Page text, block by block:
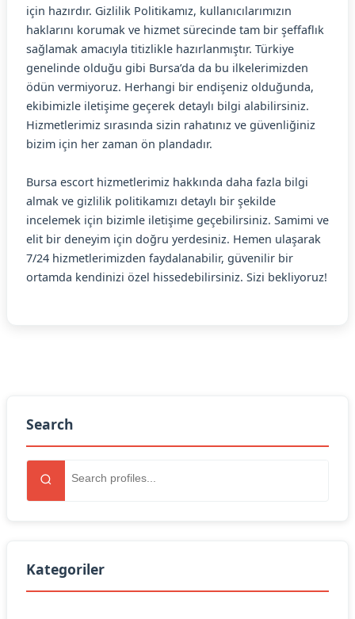
Search
Kategoriler
için hazırdır. Gizlilik Politikamız, kullanıcılarımızın
haklarını korumak ve hizmet sürecinde tam bir şeffaflık
sağlamak amacıyla titizlikle hazırlanmıştır. Türkiye
genelinde olduğu gibi Bursa’da da bu ilkelerimizden
ödün vermiyoruz. Herhangi bir endişeniz olduğunda,
ekibimizle iletişime geçerek detaylı bilgi alabilirsiniz.
Hizmetlerimiz sırasında sizin rahatınız ve güvenliğiniz
bizim için her zaman ön plandadır.
Bursa escort hizmetlerimiz hakkında daha fazla bilgi
almak ve gizlilik politikamızı detaylı bir şekilde
incelemek için bizimle iletişime geçebilirsiniz. Samimi ve
elit bir deneyim için doğru yerdesiniz. Hemen ulaşarak
7/24 hizmetlerimizden faydalanabilir, güvenilir bir
ortamda kendinizi özel hissedebilirsiniz. Sizi bekliyoruz!